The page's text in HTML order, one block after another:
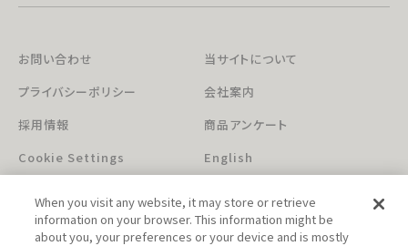
お問い合わせ
当サイトについて
プライバシーポリシー
会社案内
採用情報
商品アンケート
Cookie Settings
English
When you visit any website, it may store or retrieve
information on your browser. This information might be
about you, your preferences or your device and is mostly